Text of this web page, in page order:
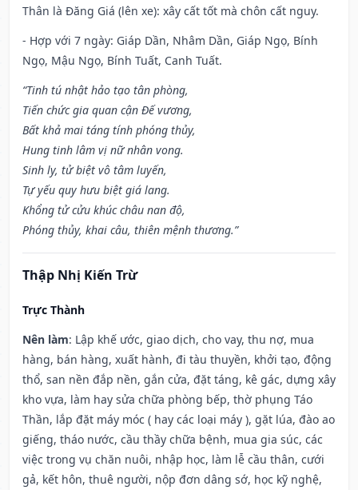
Thân là Đăng Giá (lên xe): xây cất tốt mà chôn cất nguy.
- Hợp với 7 ngày: Giáp Dần, Nhâm Dần, Giáp Ngọ, Bính
Ngọ, Mậu Ngọ, Bính Tuất, Canh Tuất.
“Tinh tú nhật hảo tạo tân phòng,
Tiến chức gia quan cận Đế vương,
Bất khả mai táng tính phóng thủy,
Hung tinh lâm vị nữ nhân vong.
Sinh ly, tử biệt vô tâm luyến,
Tự yếu quy hưu biệt giá lang.
Khổng tử cửu khúc châu nan độ,
Phóng thủy, khai câu, thiên mệnh thương.”
Thập Nhị Kiến Trừ
Trực Thành
Nên làm: Lập khế ước, giao dịch, cho vay, thu nợ, mua
hàng, bán hàng, xuất hành, đi tàu thuyền, khởi tạo, động
thổ, san nền đắp nền, gắn cửa, đặt táng, kê gác, dựng xây
kho vựa, làm hay sửa chữa phòng bếp, thờ phụng Táo
Thần, lắp đặt máy móc ( hay các loại máy ), gặt lúa, đào ao
giếng, tháo nước, cầu thầy chữa bệnh, mua gia súc, các
việc trong vụ chăn nuôi, nhập học, làm lễ cầu thân, cưới
gả, kết hôn, thuê người, nộp đơn dâng sớ, học kỹ nghệ,